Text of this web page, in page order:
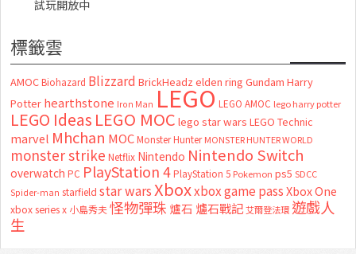
試玩開放中
標籤雲
AMOC Biohazard Blizzard BrickHeadz elden ring Gundam Harry
Potter hearthstone Iron Man LEGO LEGO AMOC lego harry potter
LEGO Ideas LEGO MOC lego star wars LEGO Technic
marvel Mhchan MOC Monster Hunter MONSTER HUNTER WORLD
monster strike Netflix Nintendo Nintendo Switch
overwatch PC PlayStation 4 PlayStation 5 Pokemon ps5 SDCC
Spider-man starfield star wars Xboxxbox game passXbox One
xbox series x 小島秀夫怪物彈珠 爐石 爐石戰記艾爾登法環 遊戲人
生